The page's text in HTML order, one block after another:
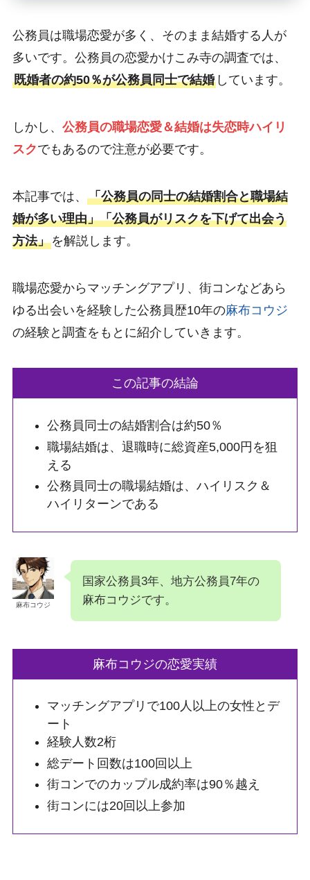
公務員は職場恋愛が多く、そのまま結婚する人が
多いです。公務員の恋愛かけこみ寺の調査では、
既婚者の約50％が公務員同士で結婚しています。
しかし、 公務員の職場恋愛＆結婚は失恋時ハイリ
スクでもあるので注意が必要です。
本記事では、 「公務員の同士の結婚割合と職場結
婚が多い理由」「公務員がリスクを下げて出会う
方法」を解説します。
職場恋愛からマッチングアプリ、街コンなどあら
ゆる出会いを経験した公務員歴10年の麻布コウジ
の経験と調査をもとに紹介していきます。
この記事の結論
公務員同士の結婚割合は約50％
職場結婚は、退職時に総資産5,000円を狙
える
公務員同士の職場結婚は、ハイリスク＆
ハイリターンである
麻布コウジ
国家公務員3年、地方公務員7年の
麻布コウジです。
麻布コウジの恋愛実績
マッチングアプリで100人以上の女性とデ
ート
経験人数2桁
総デート回数は100回以上
街コンでのカップル成約率は90％越え
街コンには20回以上参加